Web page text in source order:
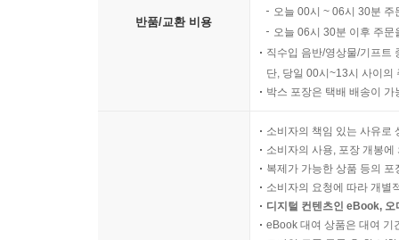
반품/교환 비용
오늘 00시 ~ 06시 30분
오늘 06시 30분 이후 주
직수입 음반/영상물/기프트
단, 당일 00시~13시 사이의
박스 포장은 택배 배송이
소비자의 책임 있는 사유로
소비자의 사용, 포장 개봉
복제가 가능한 상품 등의
소비자의 요청에 따라 개별
디지털 컨텐츠인 eBook,
eBook 대여 상품은 대여 기